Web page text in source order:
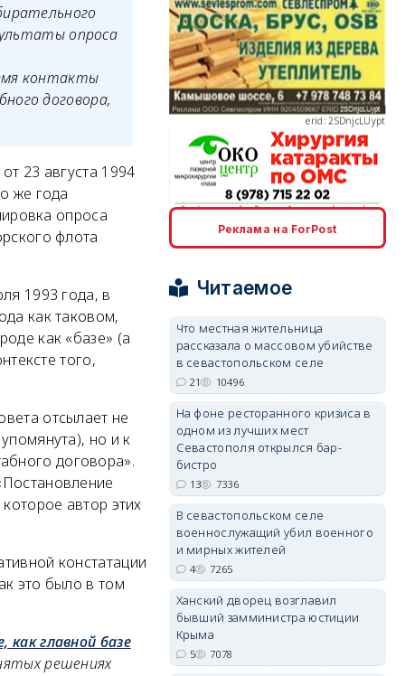
опроса
контакты
договора,
23 августа 1994
же года
опроса
флота
1993 года, в
как таковом,
как «базе» (а
того,
отсылает не
но и к
договора».
автор этих
констатации
это было в том
как главной базе
решениях
erid: 2SDnjcLUypt
erid: 2SDnjcrDNw6
erid: 2SDnjdPjgYS
Реклама на ForPost
Читаемое
Что местная жительница
рассказала о массовом убийстве
в севастопольском селе
21 10496
На фоне ресторанного кризиса в
одном из лучших мест
Севастополя открылся бар-
бистро
13 7336
В севастопольском селе
военнослужащий убил военного
и мирных жителей
4 7265
Ханский дворец возглавил
бывший замминистра юстиции
Крыма
5 7078